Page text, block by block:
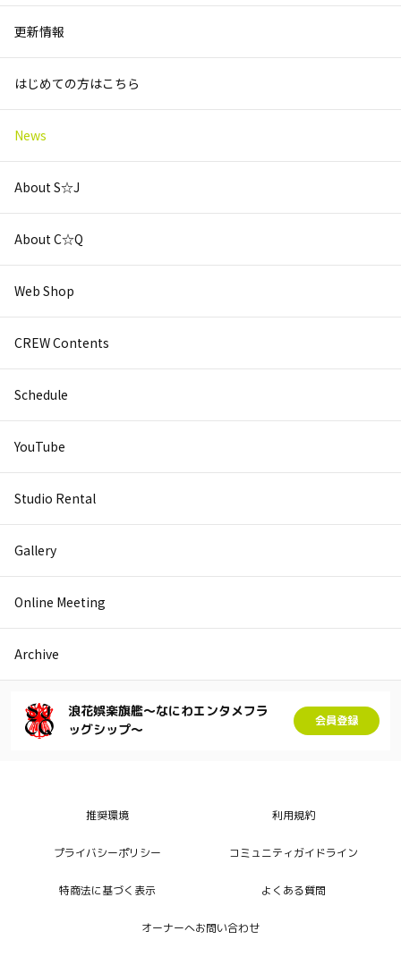
更新情報
はじめての方はこちら
News
About S☆J
About C☆Q
Web Shop
CREW Contents
Schedule
YouTube
Studio Rental
Gallery
Online Meeting
Archive
浪花娯楽旗艦～なにわエンタメフラ
ッグシップ～
会員登録
推奨環境 利用規約
プライバシーポリシー コミュニティガイドライン
特商法に基づく表示 よくある質問
オーナーへお問い合わせ